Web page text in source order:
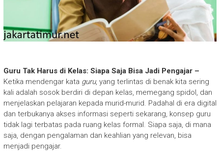
Guru Tak Harus di Kelas: Siapa Saja Bisa Jadi Pengajar –
Ketika mendengar kata guru, yang terlintas di benak kita sering
kali adalah sosok berdiri di depan kelas, memegang spidol, dan
menjelaskan pelajaran kepada murid-murid. Padahal di era digital
dan terbukanya akses informasi seperti sekarang, konsep guru
tidak lagi terbatas pada ruang kelas formal. Siapa saja, di mana
saja, dengan pengalaman dan keahlian yang relevan, bisa
menjadi pengajar.